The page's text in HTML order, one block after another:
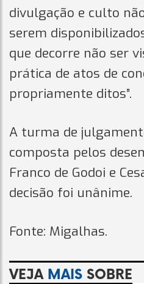
divulgação e culto
serem
que decorre não ser
prática de atos de
propriamente ditos”.
A turma de
composta pelos
Franco de Godoi e
decisão foi unânime.
Fonte: Migalhas.
VEJA MAIS SOBRE